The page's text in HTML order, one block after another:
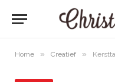
Home » Creatief »